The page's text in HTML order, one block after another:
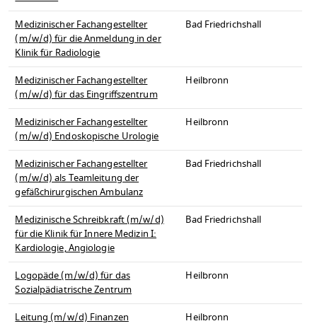
Medizinischer Fachangestellter
(m/w/d) für die Anmeldung in der
Klinik für Radiologie
Bad Friedrichshall
Medizinischer Fachangestellter
(m/w/d) für das Eingriffszentrum
Heilbronn
Medizinischer Fachangestellter
(m/w/d) Endoskopische Urologie
Heilbronn
Medizinischer Fachangestellter
(m/w/d) als Teamleitung der
gefäßchirurgischen Ambulanz
Bad Friedrichshall
Medizinische Schreibkraft (m/w/d)
für die Klinik für Innere Medizin I:
Kardiologie, Angiologie
Bad Friedrichshall
Logopäde (m/w/d) für das
Sozialpädiatrische Zentrum
Heilbronn
Leitung (m/w/d) Finanzen
Heilbronn